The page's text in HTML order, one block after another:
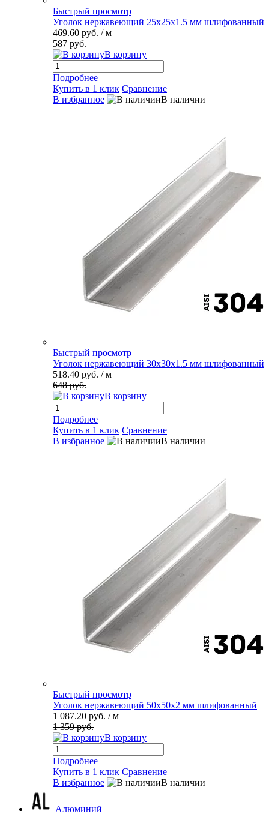
Быстрый просмотр
Уголок нержавеющий 25х25х1.5 мм шлифованный
469.60 руб. / м
587 руб.
В корзину
Подробнее
Купить в 1 клик Сравнение
В избранное
В наличии
Быстрый просмотр
Уголок нержавеющий 30х30х1.5 мм шлифованный
518.40 руб. / м
648 руб.
В корзину
Подробнее
Купить в 1 клик Сравнение
В избранное
В наличии
Быстрый просмотр
Уголок нержавеющий 50х50х2 мм шлифованный
1 087.20 руб. / м
1 359 руб.
В корзину
Подробнее
Купить в 1 клик Сравнение
В избранное
В наличии
Алюминий